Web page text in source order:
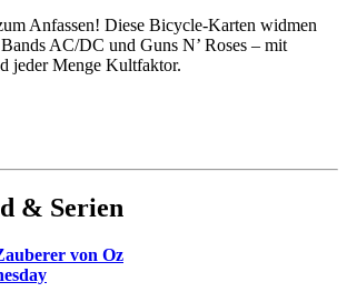
Anfassen! Diese Bicycle-Karten widmen
AC/DC und Guns N’ Roses – mit
jeder Menge Kultfaktor.
& Serien
von Oz